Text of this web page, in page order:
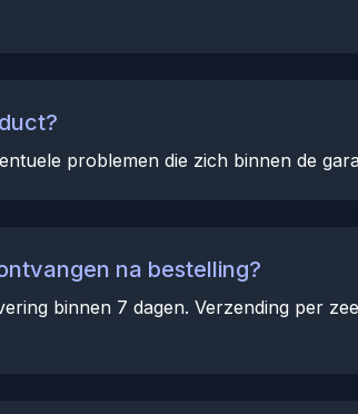
problemen die zich binnen de
na bestelling?
binnen 7 dagen. Verzending per